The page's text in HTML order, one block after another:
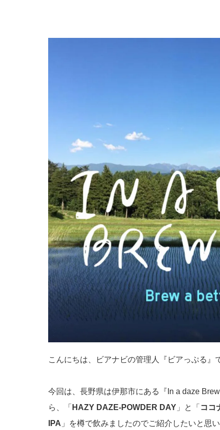
こんにちは、ビアナビの管理人『ビアっぷる』
今回は、長野県は伊那市にある『In a daze
ら、「 HAZY DAZE-POWDER DAY 」と「 ココ
IPA 」を樽で飲みましたのでご紹介したいと思